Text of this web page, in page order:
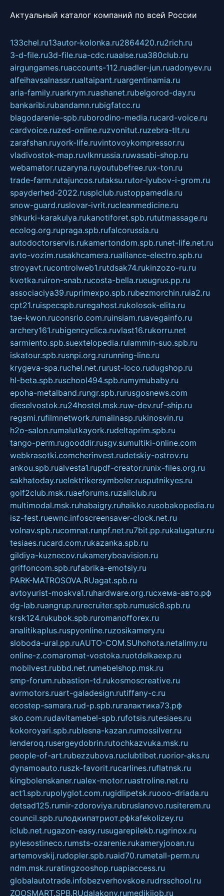
Актуальный каталог компаний по всей России
133chel.ru13autor-kolonka.ru2864420.ru2rich.ru
3-d-file.ru3d-file.rua-cdc.ruaalse.rua380club.ru
airgungames.ruaccounts-112.ruadler-jun.ruadonyev.ru
alfeihavsalnassr.rualtaipant.ruargentinamia.ru
aria-family.ruarkrym.ruashanet.rubelgorod-day.ru
bankaribi.rubandamn.rubigfatcc.ru
blagodarenie-spb.ruborodino-media.rucard-voice.ru
cardvoice.ruzed-online.ruzvonitut.ruzebra-tlt.ru
zarafshan.ruyork-life.ruvintovoykompressor.ru
vladivostok-map.ruvlknrussia.ruwasabi-shop.ru
webamator.ruzaryna.ruyoutubefree.rux-ton.ru
trade-farm.rutajuncos.rutaksu.rutor-lyubov-i-grom.ru
spayderhed-2022.rusplclub.rustoppamedia.ru
snow-guard.ruslovar-ivrit.rucleanmedicine.ru
shkurki-karakulya.rukanotiforet.spb.rututmassage.ru
ecolog.org.rupraga.spb.rufalcorussia.ru
autodoctorservis.rukamertondom.spb.runet-life.net.ru
avto-vozim.rusakhcamera.rualliance-electro.spb.ru
stroyavt.rucontrolweb1.rutdsak74.rukinzozo-ru.ru
kvotka.ruiron-snab.rucosta-bella.rueugrus.pp.ru
associaciya39.ruprimexpo.spb.rubezmorchin.ruia2.ru
cpt21.ruispecspb.ruregahost.rukolosok-elita.ru
tae-kwon.ruconsrio.com.ruinsiam.ruavegainfo.ru
archery161.rubigencyclica.ruvlast16.rukorru.net
sarmiento.spb.suextelopedia.rulammin-suo.spb.ru
iskatour.spb.rusnpi.org.rurunning-line.ru
krygeva-spa.ruchel.net.rurust-loco.rudugshop.ru
hl-beta.spb.ruschool494.spb.rumymubaby.ru
epoha-metalband.rungr.spb.rurusgosnews.com
dieselvostok.ru24hostel.msk.ruw-dev.ruf-ship.ru
regsmi.rufilmnetwork.rumalinasp.rukinosvin.ru
h2o-salon.rumalutkayork.rudeltaprim.spb.ru
tango-perm.rugooddir.rusgv.sumultiki-online.com
webkrasotki.comcherinvest.rudetskiy-ostrov.ru
ankou.spb.rualvesta1.rupdf-creator.runix-files.org.ru
sakhatoday.ruelektrikersymboler.rusputnikyes.ru
golf2club.msk.ruaeforums.ruzallclub.ru
multimodal.msk.ruhabaigry.ruhaikko.rusobakopedia.ru
isz-fest.ruewnc.infoscreensaver-clock.net.ru
volnav.spb.rucomnat.runpf.net.ru7bit.pp.rukalugatur.ru
tesiaes.rucard.com.rukazanka.spb.ru
gildiya-kuznecov.rukameryboavision.ru
griffoncom.spb.rufabrika-emotsiy.ru
PARK-MATROSOVA.RUagat.spb.ru
avtoyurist-moskva1.ruhardware.org.ruсхема-авто.рф
dg-lab.ruangrup.rurecruiter.spb.rumusic8.spb.ru
krsk124.rukubok.spb.ruromanofforex.ru
analitikaplus.ruspyonline.ruzosikamery.ru
sloboda-ural.pp.ruAUTO-COM.SUhohota.netalimy.ru
online-z.comaromat-vostoka.ruotdelkaexp.ru
mobilvest.rubbd.net.rumebelshop.msk.ru
smp-forum.rubastion-td.rukosmoscreative.ru
avrmotors.ruart-galadesign.rutiffany-c.ru
ecostep-samara.rud-p.spb.ruгалактика73.рф
sko.com.rudavitamebel-spb.rufotsis.rutesiaes.ru
kokoroyari.spb.rublesna-kazan.rumossilver.ru
lenderoq.rusergeydobrin.rutochkazvuka.msk.ru
people-of-art.rubezzubova.ruclubtibet.ruorior-aks.ru
dynamoauto.ruszk-favorit.rucarlines.ruflatnsk.ru
kingbolenskaner.rualex-motor.ruastroline.net.ru
act1.spb.rupolyglot.com.rugidlipetsk.ruooo-driada.ru
detsad125.rumir-zdoroviya.rubruslanovo.rusiterem.ru
council.spb.ruлодкипатриот.рфkafekolizey.ru
iclub.net.rugazon-easy.rusugarepilekb.rugrinox.ru
pylesostineco.rumsts-ozarenie.rukameryjooan.ru
artemovskij.rudopler.spb.ruaid70.rumetall-perm.ru
ndm.msk.ruratingzooshop.ruapiaccess.ru
globalautotrade.infobezverhovskoe.rudrsschool.ru
ZOOSMART.SPB.RUdalakony.rumedikijob.ru